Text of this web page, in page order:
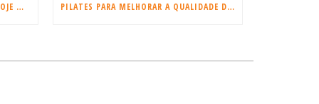
COMEÇE A TREINAR MUSCULAÇÃO HOJE MESMO! PILATES PARA MELHORAR A QUALIDADE DO SONO E REDUZIR O ESTRESSE